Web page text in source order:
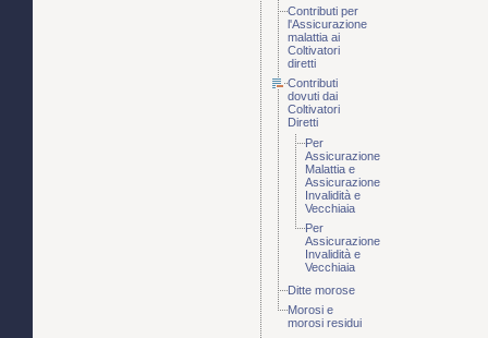
Contributi per
l'Assicurazione
malattia ai
Coltivatori
diretti
Contributi
dovuti dai
Coltivatori
Diretti
Per
Assicurazione
Malattia e
Assicurazione
Invalidità e
Vecchiaia
Per
Assicurazione
Invalidità e
Vecchiaia
Ditte morose
Morosi e
morosi residui